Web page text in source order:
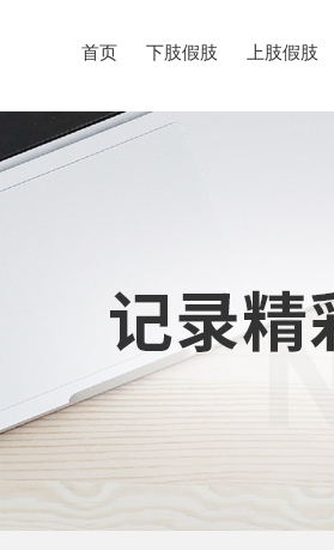
首页 下肢假肢 上肢假肢